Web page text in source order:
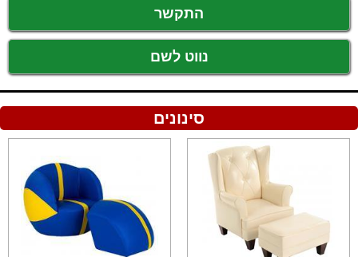
התקשר
נווט לשם
סינונים